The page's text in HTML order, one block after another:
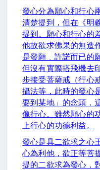
發心分為願心和行心
清楚提到，但在《明
提到。願心和行心的
他故欲求佛果的無造
是發願﹑許諾而已的
但沒有實際搭飛機去
步接受菩薩戒（行心
攝法等，此時的發心
要到某地」的念頭，
像行心。雖然願心的
上行心的功德利益。
發心是具二欲求之心
心為利他，欲正等菩
提的二欲求為發心，